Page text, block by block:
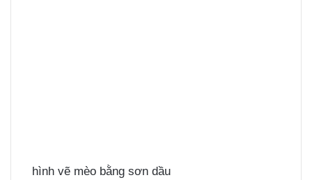
hình vẽ mèo bằng sơn dầu